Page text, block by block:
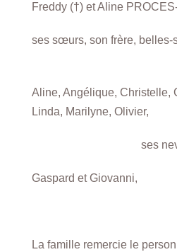
Freddy (†) et Aline
ses sœurs, son frère, belles-
Aline, Angélique, Christelle,
Linda, Marilyne, Olivier,
ses
Gaspard et Giovanni,
La famille remercie le